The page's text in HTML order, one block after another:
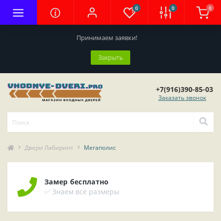
Принимаем заявки!
Закрыть
0 0 0
+7(916)390-85-03
Заказать звонок
Двери Лабиринт Мегаполис
Замер бесплатно
✅ Знаем все размеры